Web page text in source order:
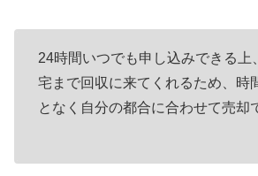
24時間いつでも申し込みできる上
宅まで回収に来てくれるため、時
となく自分の都合に合わせて売却